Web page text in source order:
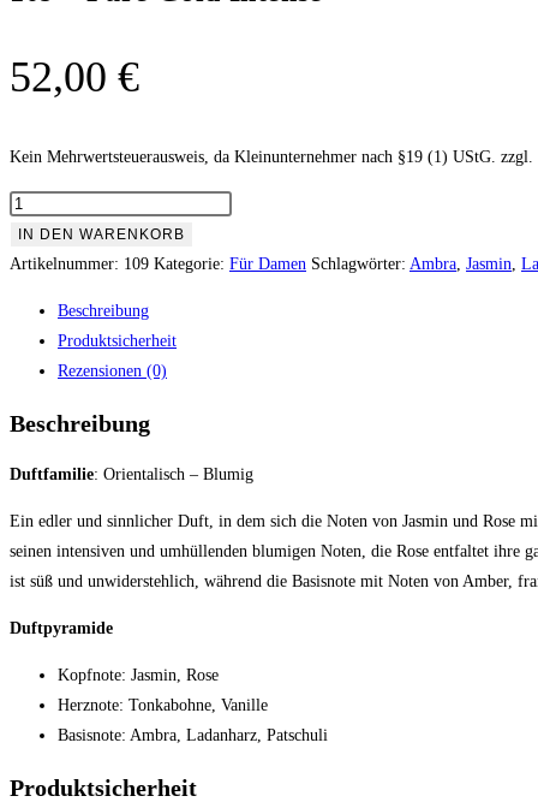
52,00 €
Kein Mehrwertsteuerausweis, da Kleinunternehmer nach §19 (1) UStG. zzgl.
109
Pure
IN DEN WARENKORB
Artikelnummer: 109 Kategorie: Für Damen Schlagwörter: Ambra, Jasmin,
Beschreibung
Produktsicherheit
Rezensionen (0)
Beschreibung
Duftfamilie: Orientalisch – Blumig
Ein edler und sinnlicher Duft, in dem sich die Noten von Jasmin und Rose
seinen intensiven und umhüllenden blumigen Noten, die Rose entfaltet ihre
ist süß und unwiderstehlich, während die Basisnote mit Noten von Amber,
Duftpyramide
Kopfnote: Jasmin, Rose
Herznote: Tonkabohne, Vanille
Basisnote: Ambra, Ladanharz, Patschuli
Produktsicherheit